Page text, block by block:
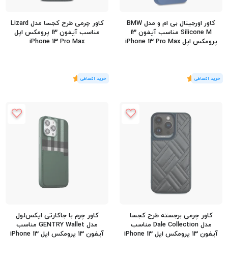
کاور اورجینال بی ام و مدل BMW
Silicone M مناسب آیفون 13
پرومکس اپل iPhone 13 Pro Max
(1رای)
5
کاور چرمی طرح کجسا مدل Lizard
مناسب آیفون 13 پرومکس اپل
iPhone 13 Pro Max
(1رای)
5
کاور چرمی برجسته طرح کجسا
مدل Dale Collection مناسب
آیفون 13 پرومکس اپل iPhone 13
کاور چرم با جاکارتی ایکس‌لول
مدل GENTRY Wallet مناسب
آیفون 13 پرومکس اپل iPhone 13